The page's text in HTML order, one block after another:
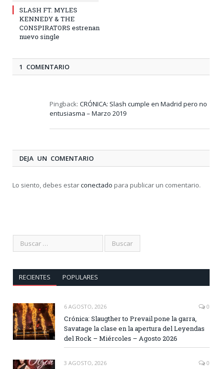
SLASH FT. MYLES
KENNEDY & THE
CONSPIRATORS estrenan
nuevo single
1 COMENTARIO
Pingback: CRÓNICA: Slash cumple en Madrid pero no
entusiasma – Marzo 2019
DEJA UN COMENTARIO
Lo siento, debes estarconectado para publicar un comentario.
RECIENTES POPULARES
6 AGOSTO, 2026 0
Crónica: Slaugther to Prevail pone la garra,
Savatage la clase en la apertura del Leyendas
del Rock – Miércoles – Agosto 2026
3 AGOSTO, 2026 0